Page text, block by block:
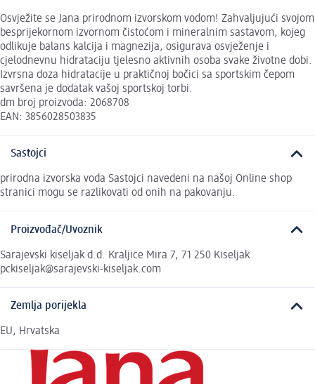
Osvježite se Jana prirodnom izvorskom vodom! Zahvaljujući svojom
besprijekornom izvornom čistoćom i mineralnim sastavom, kojeg
odlikuje balans kalcija i magnezija, osigurava osvježenje i
cjelodnevnu hidrataciju tjelesno aktivnih osoba svake životne dobi.
Izvrsna doza hidratacije u praktičnoj bočici sa sportskim čepom
savršena je dodatak vašoj sportskoj torbi.
dm broj proizvoda: 2068708
EAN: 3856028503835
Sastojci
prirodna izvorska voda Sastojci navedeni na našoj Online shop
stranici mogu se razlikovati od onih na pakovanju.
Proizvođač/Uvoznik
Sarajevski kiseljak d.d. Kraljice Mira 7, 71 250 Kiseljak
pckiseljak@sarajevski-kiseljak.com
Zemlja porijekla
EU, Hrvatska